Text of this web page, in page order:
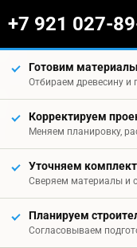
+7 921 027-
Готовим
Отбираем древесину и
Корректируем
Меняем планировку,
Уточняем
Сверяем материалы и
Планируем
Согласовываем